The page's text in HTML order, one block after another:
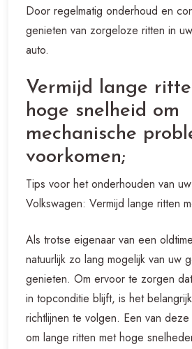
Door regelmatig onderhoud en
genieten van zorgeloze ritten in
auto.
Vermijd lange
hoge snelheid om
mechanische
voorkomen;
Tips voor het onderhouden van
Volkswagen: Vermijd lange ritten
Als trotse eigenaar van een
natuurlijk zo lang mogelijk van uw
genieten. Om ervoor te zorgen
in topconditie blijft, is het
richtlijnen te volgen. Een van
om lange ritten met hoge